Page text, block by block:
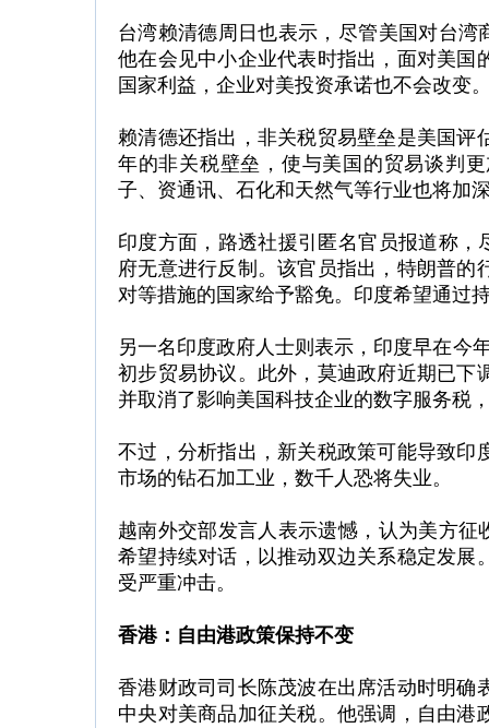
台湾赖清德周日也表示，尽管美国对台
他在会见中小企业代表时指出，面对美国
国家利益，企业对美投资承诺也不会改变
赖清德还指出，非关税贸易壁垒是美国评
年的非关税壁垒，使与美国的贸易谈判
子、资通讯、石化和天然气等行业也将加
印度方面，路透社援引匿名官员报道称
府无意进行反制。该官员指出，特朗普
对等措施的国家给予豁免。印度希望通过
另一名印度政府人士则表示，印度早在今
初步贸易协议。此外，莫迪政府近期已下
并取消了影响美国科技企业的数字服务税
不过，分析指出，新关税政策可能导致印
市场的钻石加工业，数千人恐将失业。
越南外交部发言人表示遗憾，认为美方
希望持续对话，以推动双边关系稳定发展
受严重冲击。
香港：自由港政策保持不变
香港财政司司长陈茂波在出席活动时明确
中央对美商品加征关税。他强调，自由